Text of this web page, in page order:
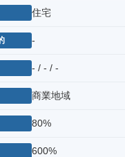
住宅
-
- / - / -
商業地域
80%
600%